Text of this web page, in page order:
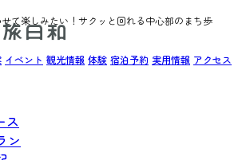
イベント 観光情報 体験 宿泊予約 実用情報 アクセス
て楽しみたい！サクッと回れる中心部のまち歩
ス
ン